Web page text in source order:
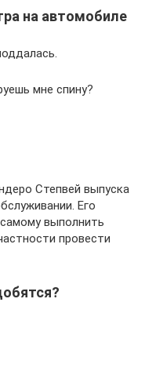
на автомобиле
мне спину?
Степвей выпуска
Его
выполнить
провести